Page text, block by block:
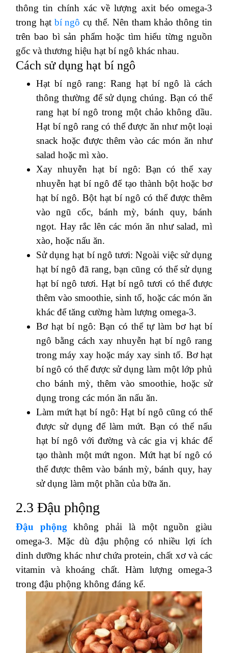
thông tin chính xác về lượng axit béo omega-3
trong hạt bí ngô cụ thể. Nên tham khảo thông tin
trên bao bì sản phẩm hoặc tìm hiểu từng nguồn
gốc và thương hiệu hạt bí ngô khác nhau.
Cách sử dụng hạt bí ngô
Hạt bí ngô rang: Rang hạt bí ngô là cách
thông thường để sử dụng chúng. Bạn có thể
rang hạt bí ngô trong một chảo không dầu.
Hạt bí ngô rang có thể được ăn như một loại
snack hoặc được thêm vào các món ăn như
salad hoặc mì xào.
Xay nhuyễn hạt bí ngô: Bạn có thể xay
nhuyễn hạt bí ngô để tạo thành bột hoặc bơ
hạt bí ngô. Bột hạt bí ngô có thể được thêm
vào ngũ cốc, bánh mỳ, bánh quy, bánh
ngọt. Hay rắc lên các món ăn như salad, mì
xào, hoặc nấu ăn.
Sử dụng hạt bí ngô tươi: Ngoài việc sử dụng
hạt bí ngô đã rang, bạn cũng có thể sử dụng
hạt bí ngô tươi. Hạt bí ngô tươi có thể được
thêm vào smoothie, sinh tố, hoặc các món ăn
khác để tăng cường hàm lượng omega-3.
Bơ hạt bí ngô: Bạn có thể tự làm bơ hạt bí
ngô bằng cách xay nhuyễn hạt bí ngô rang
trong máy xay hoặc máy xay sinh tố. Bơ hạt
bí ngô có thể được sử dụng làm một lớp phủ
cho bánh mỳ, thêm vào smoothie, hoặc sử
dụng trong các món ăn nấu ăn.
Làm mứt hạt bí ngô: Hạt bí ngô cũng có thể
được sử dụng để làm mứt. Bạn có thể nấu
hạt bí ngô với đường và các gia vị khác để
tạo thành một mứt ngon. Mứt hạt bí ngô có
thể được thêm vào bánh mỳ, bánh quy, hay
sử dụng làm một phần của bữa ăn.
2.3 Đậu phộng
Đậu phộng
không phải là một nguồn giàu
omega-3. Mặc dù đậu phộng có nhiều lợi ích
dinh dưỡng khác như chứa protein, chất xơ và các
vitamin và khoáng chất. Hàm lượng omega-3
trong đậu phộng không đáng kể.